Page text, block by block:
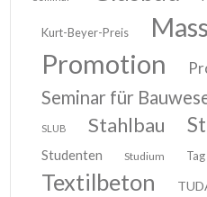
Kurt-Beyer-Preis
Promotion
Seminar für
SLUB Stahlbau
Studenten Studium
Textilbeton